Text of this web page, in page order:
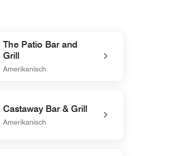
The Patio Bar and
Grill
Amerikanisch
Bar and Grill
Castaway Bar & Grill
Amerikanisch
Bar & Grill